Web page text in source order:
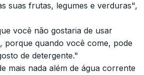
suas frutas, legumes e verduras",
você não gostaria de usar
porque quando você come, pode
de detergente."
mais nada além de água corrente